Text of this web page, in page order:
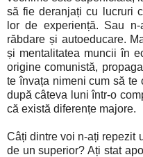
să fie deranjați cu lucruri
lor de experiență. Sau
răbdare și autoeducare.
și mentalitatea muncii în
origine comunistă,
te învața nimeni cum să te
după câteva luni într-o
că există diferențe majore.
Câți dintre voi n-ați repezit
de un superior? Ați stat